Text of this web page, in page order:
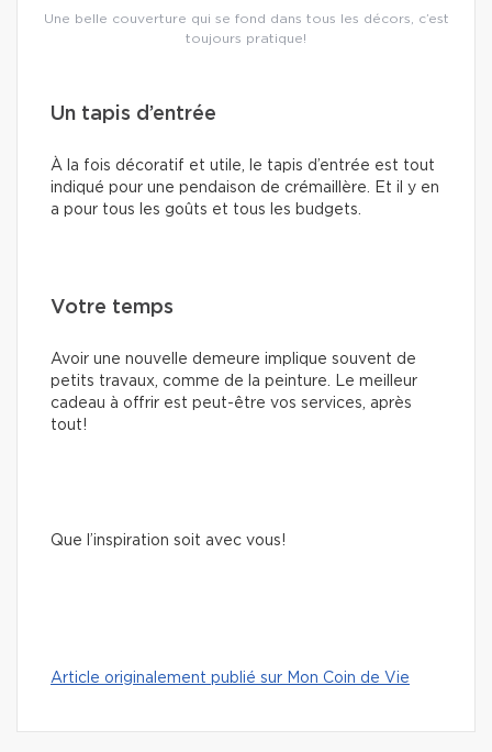
Une belle couverture qui se fond dans tous les décors, c’est
toujours pratique!
Un tapis d’entrée
À la fois décoratif et utile, le tapis d’entrée est tout
indiqué pour une pendaison de crémaillère. Et il y en
a pour tous les goûts et tous les budgets.
Votre temps
Avoir une nouvelle demeure implique souvent de
petits travaux, comme de la peinture. Le meilleur
cadeau à offrir est peut-être vos services, après
tout!
Que l’inspiration soit avec vous!
Article originalement publié sur Mon Coin de Vie